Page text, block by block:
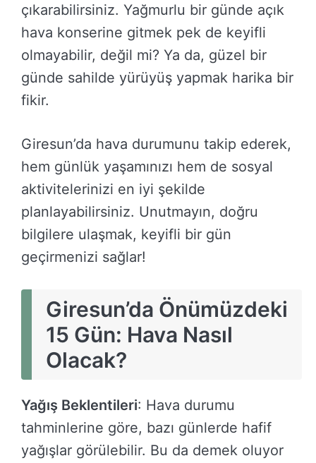
çıkarabilirsiniz. Yağmurlu bir günde açık
hava konserine gitmek pek de keyifli
olmayabilir, değil mi? Ya da, güzel bir
günde sahilde yürüyüş yapmak harika bir
fikir.
Giresun’da hava durumunu takip ederek,
hem günlük yaşamınızı hem de sosyal
aktivitelerinizi en iyi şekilde
planlayabilirsiniz. Unutmayın, doğru
bilgilere ulaşmak, keyifli bir gün
geçirmenizi sağlar!
Giresun’da Önümüzdeki
15 Gün: Hava Nasıl
Olacak?
Yağış Beklentileri: Hava durumu
tahminlerine göre, bazı günlerde hafif
yağışlar görülebilir. Bu da demek oluyor